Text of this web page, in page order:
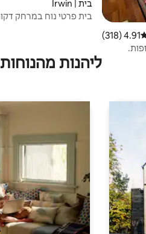
ממוצע של 4.91 מתוך 5, 318 ביקורות
4.91 (318)
בית | Irwin
בית פרטי נוח במרחק
ליהנות